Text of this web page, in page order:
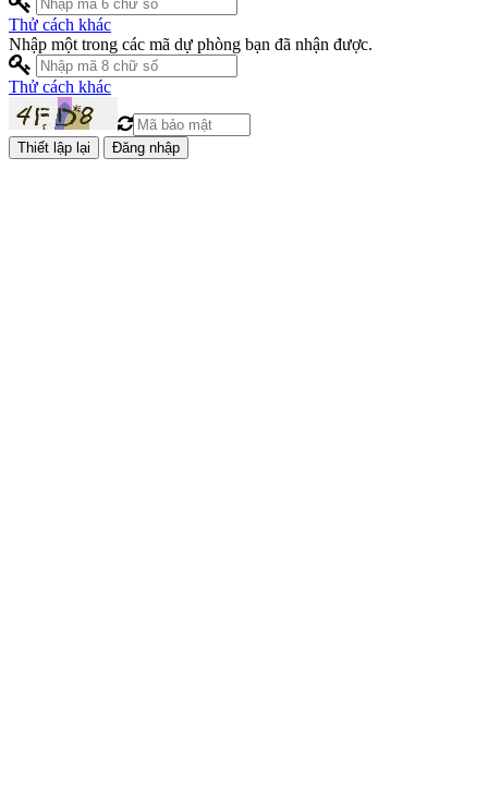
Thử cách khác
Nhập một trong các mã dự phòng bạn đã nhận được.
Thử cách khác
Đăng nhập